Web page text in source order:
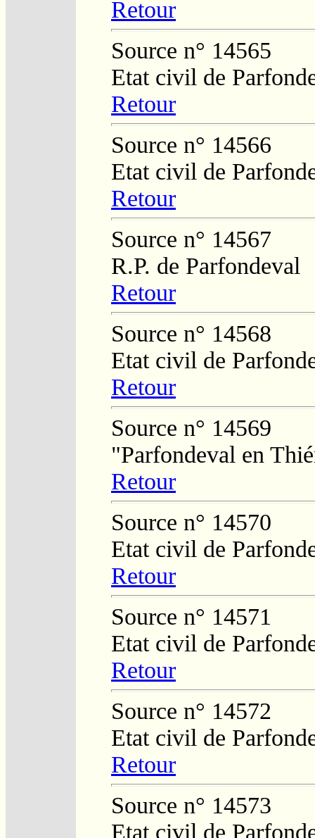
Retour
Source n° 14565
Etat civil de
Retour
Source n° 14566
Etat civil de
Retour
Source n° 14567
R.P. de Parfondeval
Retour
Source n° 14568
Etat civil de
Retour
Source n° 14569
"Parfondeval en
Retour
Source n° 14570
Etat civil de
Retour
Source n° 14571
Etat civil de
Retour
Source n° 14572
Etat civil de
Retour
Source n° 14573
Etat civil de